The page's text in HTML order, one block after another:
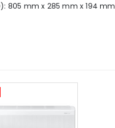
805 mm x 285 mm x 194 mm